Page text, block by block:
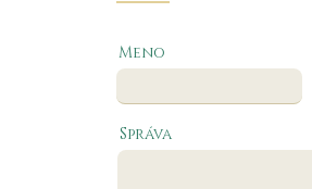
Meno
Správa